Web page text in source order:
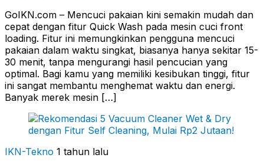
GoIKN.com – Mencuci pakaian kini semakin mudah dan
cepat dengan fitur Quick Wash pada mesin cuci front
loading. Fitur ini memungkinkan pengguna mencuci
pakaian dalam waktu singkat, biasanya hanya sekitar 15-
30 menit, tanpa mengurangi hasil pencucian yang
optimal. Bagi kamu yang memiliki kesibukan tinggi, fitur
ini sangat membantu menghemat waktu dan energi.
Banyak merek mesin […]
IKN-Tekno 1 tahun lalu